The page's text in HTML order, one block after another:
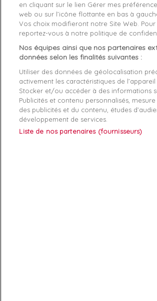
Description Détails du produit
Article: PARTNER: CREATION ref M42329
Reference: M42329
Product category:
ABONNEZ-VOUS
en cliquant sur le lien Gérer mes
web ou sur l’icône flottante en bas à
Vos choix modifieront notre Site Web. Pour
reportez-vous à notre politique de
Nos équipes ainsi que nos partenaires
données selon les finalités suivantes :
Utiliser des données de géolocalisation
activement les caractéristiques de l’appareil
Stocker et/ou accéder à des informations
Publicités et contenu personnalisés,
des publicités et du contenu, études
développement de services.
Liste de nos partenaires (fournisseurs)